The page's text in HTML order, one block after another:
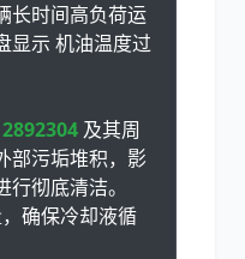
长时间高负荷运
显示 机油温度过
2892304 及其周
部污垢堆积，影
彻底清洁。
确保冷却液循